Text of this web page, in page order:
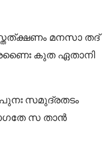
മനസാ തദ്
കുത ഏതാനി
പുനഃ സമുദ്രതടം
സ താൻ